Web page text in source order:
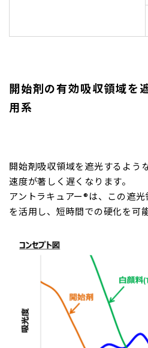
開始剤の有効吸収領域を
用系
開始剤吸収領域を遮光するよう
速度が著しく遅くなります。
アントラキュアー®は、この遮
を活用し、短時間での硬化を可